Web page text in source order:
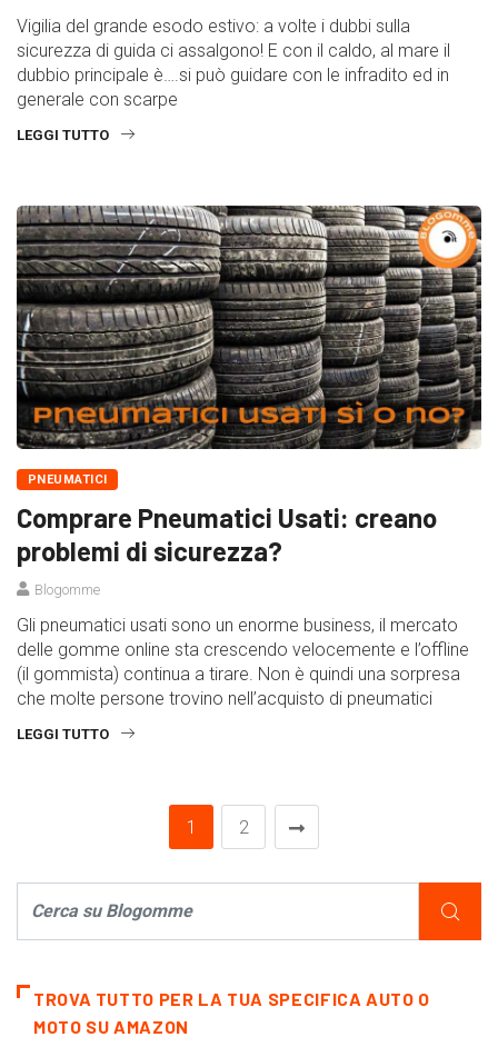
Vigilia del grande esodo estivo: a volte i dubbi sulla
sicurezza di guida ci assalgono! E con il caldo, al mare il
dubbio principale è….si può guidare con le infradito ed in
generale con scarpe
LEGGI TUTTO
PNEUMATICI
Comprare Pneumatici Usati: creano
problemi di sicurezza?
Blogomme
Gli pneumatici usati sono un enorme business, il mercato
delle gomme online sta crescendo velocemente e l’offline
(il gommista) continua a tirare. Non è quindi una sorpresa
che molte persone trovino nell’acquisto di pneumatici
LEGGI TUTTO
1 2
TROVA TUTTO PER LA TUA SPECIFICA AUTO O
MOTO SU AMAZON